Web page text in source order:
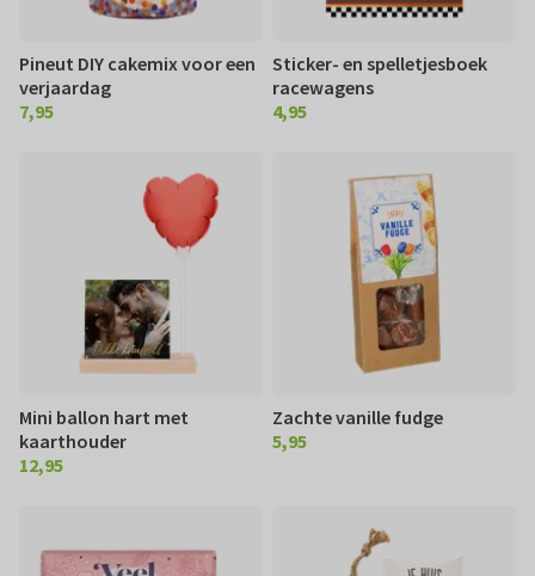
Pineut DIY cakemix voor een
verjaardag
€ 7,95
7,95
Sticker- en spelletjesboek
racewagens
€ 4,95
4,95
Mini ballon hart met
kaarthouder
€ 12,95
12,95
Zachte vanille fudge
€ 5,95
5,95